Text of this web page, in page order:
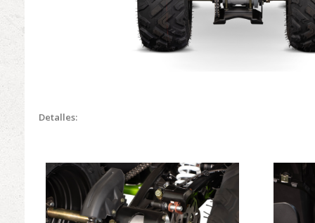
Detalles: